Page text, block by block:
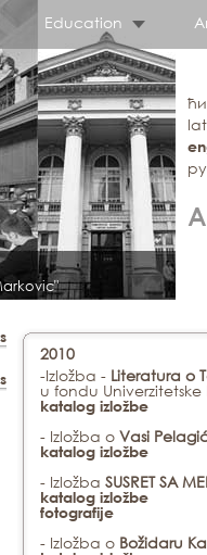
Education
2010
-Izložba - Literatura o
u fondu
katalog izložbe
- Izložba o Vasi
katalog izložbe
- Izložba SUSRET SA
katalog izložbe
fotografije
- Izložba o Božidaru